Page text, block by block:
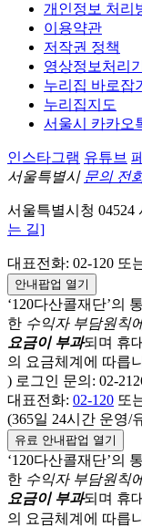
개인정보 처리
이용약관
저작권 정책
영상정보처리
누리집 바로잡기
누리집지도
서울시 카카오
인스타그램 유튜브
서울특별시 문의 전
서울특별시청 04524
는 길]
대표전화: 02-120 또
안내팝업 열기
‘120다산콜재단’의
한 수익자 부담원칙
요금이 부과되며 휴
의 요금체계에 따릅
) 로그인 문의: 02-
대표전화: 02-120 또
(365일 24시간 운영/
유료 안내팝업 열기
‘120다산콜재단’의
한 수익자 부담원칙
요금이 부과되며 휴
의 요금체계에 따릅